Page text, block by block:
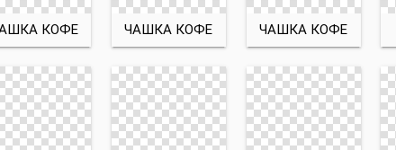
КОФЕ ЧАШКА КОФЕ ЧАШКА КОФЕ